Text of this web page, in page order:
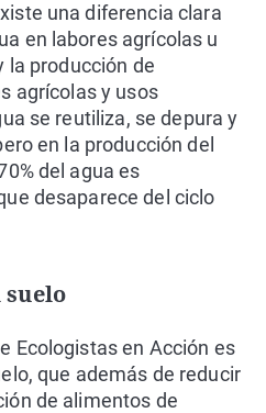
una diferencia clara
en labores agrícolas u
la producción de
agrícolas y usos
se reutiliza, se depura y
en la producción del
del agua es
desaparece del ciclo
suelo
Ecologistas en Acción es
que además de reducir
de alimentos de